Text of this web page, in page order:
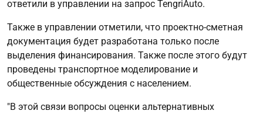
ответили в управлении на запрос TengriAuto.
Также в управлении отметили, что проектно-сметная
документация будет разработана только после
выделения финансирования. Также после этого будут
проведены транспортное моделирование и
общественные обсуждения с населением.
"В этой связи вопросы оценки альтернативных